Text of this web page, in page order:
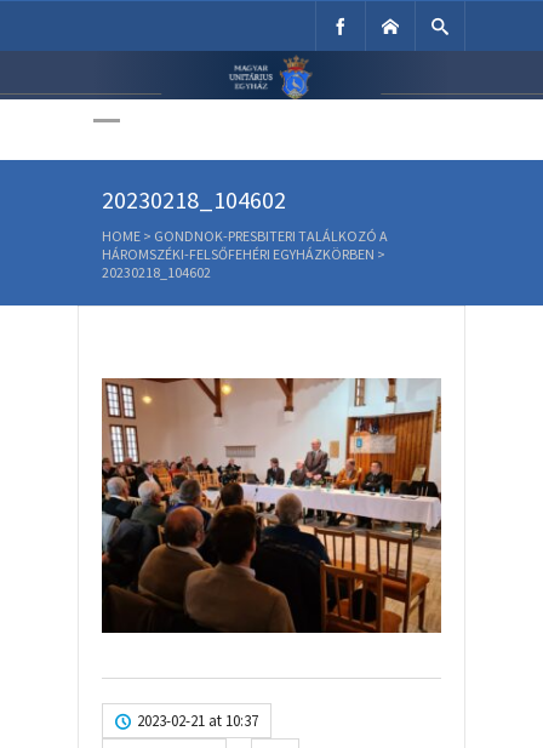
Unitárius Egyház
20230218_104602
HOME > GONDNOK-PRESBITERI TALÁLKOZÓ A
HÁROMSZÉKI-FELSŐFEHÉRI EGYHÁZKÖRBEN >
20230218_104602
2023-02-21 at 10:37